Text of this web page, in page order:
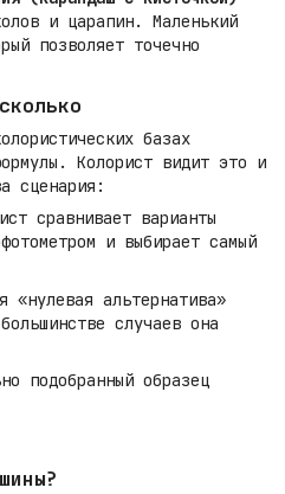
и царапин. Маленький
позволяет точечно
базах
Колорист видит это и
сценария:
сравнивает варианты
и выбирает самый
«нулевая альтернатива»
случаев она